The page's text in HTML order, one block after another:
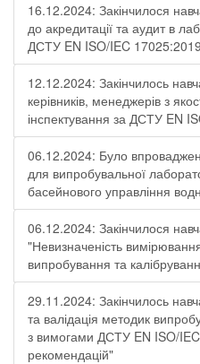
16.12.2024: Закінчилося
до акредитації та аудит в
ДСТУ EN ISO/IEC
12.12.2024: Закінчилось
керівників, менеджерів з
інспектування за ДСТУ EN
06.12.2024: Було
для випробувальної
басейнового управління
06.12.2024: Закінчилося
"Невизначеність
випробування та
29.11.2024: Закінчилось
та валідація методик
з вимогами ДСТУ EN ISO/
рекомендацій"